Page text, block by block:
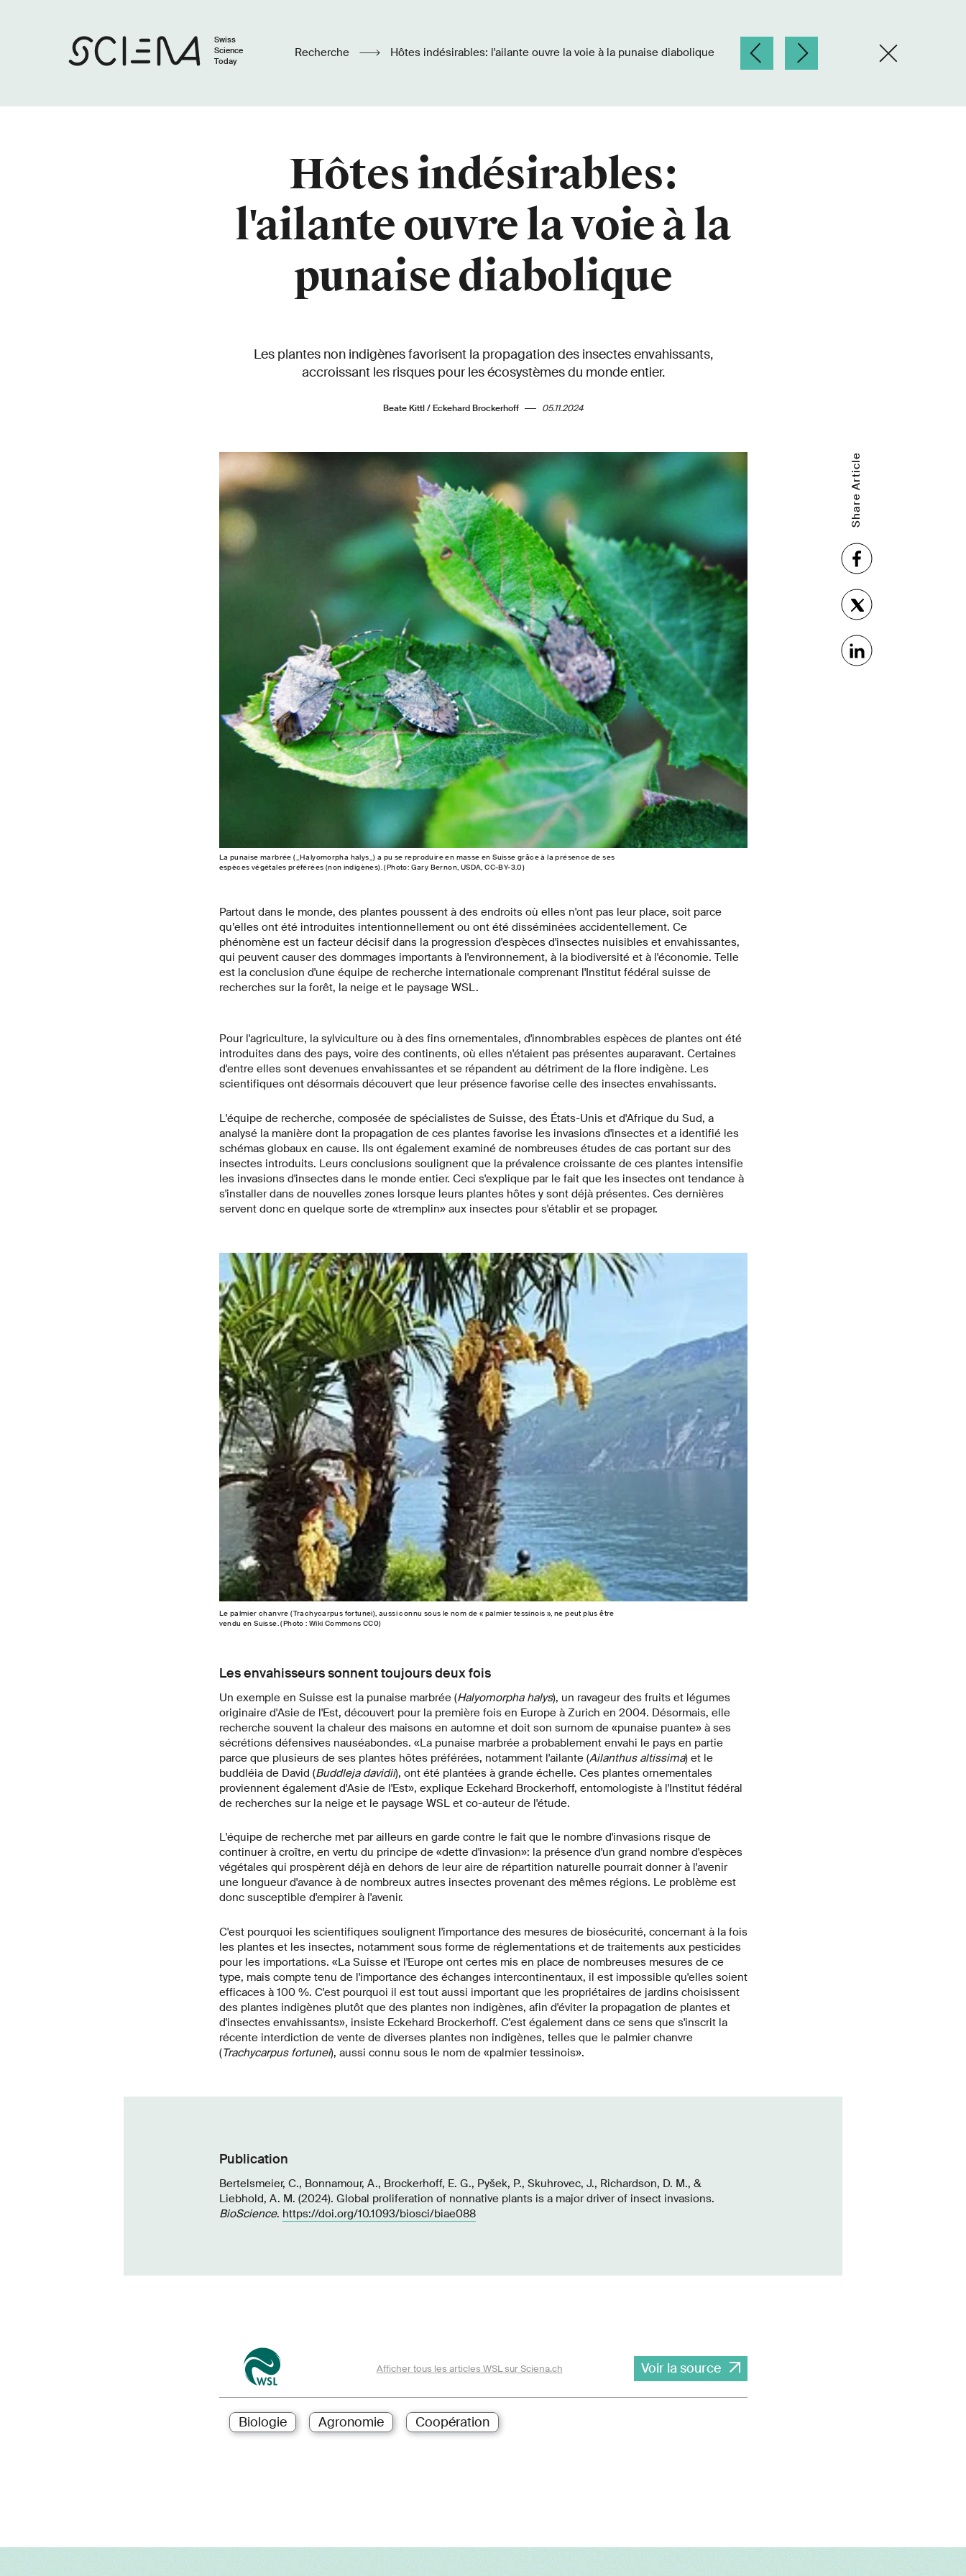
Swiss
Science
Today
Recherche Hôtes indésirables: l'ailante ouvre la voie à la punaise diabolique
Hôtes indésirables:
l'ailante ouvre la voie à la
punaise diabolique
Les plantes non indigènes favorisent la propagation des insectes envahissants,
accroissant les risques pour les écosystèmes du monde entier.
Beate Kittl / Eckehard Brockerhoff 05.11.2024
La punaise marbrée (_Halyomorpha halys_) a pu se reproduire en masse en Suisse grâce à la présence de ses
espèces végétales préférées (non indigènes). (Photo: Gary Bernon, USDA, CC-BY-3.0)
Share Article
Partout dans le monde, des plantes poussent à des endroits où elles n'ont pas leur place, soit parce
qu’elles ont été introduites intentionnellement ou ont été disséminées accidentellement. Ce
phénomène est un facteur décisif dans la progression d'espèces d'insectes nuisibles et envahissantes,
qui peuvent causer des dommages importants à l'environnement, à la biodiversité et à l'économie. Telle
est la conclusion d'une équipe de recherche internationale comprenant l'Institut fédéral suisse de
recherches sur la forêt, la neige et le paysage WSL.
Pour l'agriculture, la sylviculture ou à des fins ornementales, d'innombrables espèces de plantes ont été
introduites dans des pays, voire des continents, où elles n'étaient pas présentes auparavant. Certaines
d'entre elles sont devenues envahissantes et se répandent au détriment de la flore indigène. Les
scientifiques ont désormais découvert que leur présence favorise celle des insectes envahissants.
L'équipe de recherche, composée de spécialistes de Suisse, des États-Unis et d'Afrique du Sud, a
analysé la manière dont la propagation de ces plantes favorise les invasions d'insectes et a identifié les
schémas globaux en cause. Ils ont également examiné de nombreuses études de cas portant sur des
insectes introduits. Leurs conclusions soulignent que la prévalence croissante de ces plantes intensifie
les invasions d'insectes dans le monde entier. Ceci s'explique par le fait que les insectes ont tendance à
s'installer dans de nouvelles zones lorsque leurs plantes hôtes y sont déjà présentes. Ces dernières
servent donc en quelque sorte de «tremplin» aux insectes pour s'établir et se propager.
Le palmier chanvre (Trachycarpus fortunei), aussi connu sous le nom de « palmier tessinois », ne peut plus être
vendu en Suisse. (Photo : Wiki Commons CC0)
Les envahisseurs sonnent toujours deux fois
Un exemple en Suisse est la punaise marbrée (Halyomorpha halys), un ravageur des fruits et légumes
originaire d'Asie de l'Est, découvert pour la première fois en Europe à Zurich en 2004. Désormais, elle
recherche souvent la chaleur des maisons en automne et doit son surnom de «punaise puante» à ses
sécrétions défensives nauséabondes. «La punaise marbrée a probablement envahi le pays en partie
parce que plusieurs de ses plantes hôtes préférées, notamment l'ailante (Ailanthus altissima) et le
buddléia de David (Buddleja davidii), ont été plantées à grande échelle. Ces plantes ornementales
proviennent également d'Asie de l'Est», explique Eckehard Brockerhoff, entomologiste à l'Institut fédéral
de recherches sur la neige et le paysage WSL et co-auteur de l'étude.
L'équipe de recherche met par ailleurs en garde contre le fait que le nombre d'invasions risque de
continuer à croître, en vertu du principe de «dette d'invasion»: la présence d'un grand nombre d'espèces
végétales qui prospèrent déjà en dehors de leur aire de répartition naturelle pourrait donner à l'avenir
une longueur d'avance à de nombreux autres insectes provenant des mêmes régions. Le problème est
donc susceptible d'empirer à l'avenir.
C'est pourquoi les scientifiques soulignent l'importance des mesures de biosécurité, concernant à la fois
les plantes et les insectes, notamment sous forme de réglementations et de traitements aux pesticides
pour les importations. «La Suisse et l'Europe ont certes mis en place de nombreuses mesures de ce
type, mais compte tenu de l'importance des échanges intercontinentaux, il est impossible qu'elles soient
efficaces à 100 %. C'est pourquoi il est tout aussi important que les propriétaires de jardins choisissent
des plantes indigènes plutôt que des plantes non indigènes, afin d'éviter la propagation de plantes et
d'insectes envahissants», insiste Eckehard Brockerhoff. C'est également dans ce sens que s'inscrit la
récente interdiction de vente de diverses plantes non indigènes, telles que le palmier chanvre
(Trachycarpus fortunei), aussi connu sous le nom de «palmier tessinois».
Publication
Bertelsmeier, C., Bonnamour, A., Brockerhoff, E. G., Pyšek, P., Skuhrovec, J., Richardson, D. M., &
Liebhold, A. M. (2024). Global proliferation of nonnative plants is a major driver of insect invasions.
BioScience. https://doi.org/10.1093/biosci/biae088
Afficher tous les articles WSL sur Sciena.ch Voir la source
Biologie Agronomie Coopération